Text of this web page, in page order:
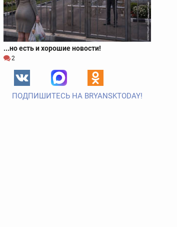
...но есть и хорошие новости!
2
ПОДПИШИТЕСЬ НА BRYANSKTODAY!